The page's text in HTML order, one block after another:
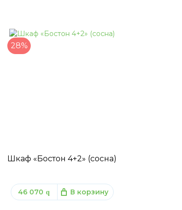
28%
Шкаф «Бостон 4+2» (сосна)
46 070 q В корзину